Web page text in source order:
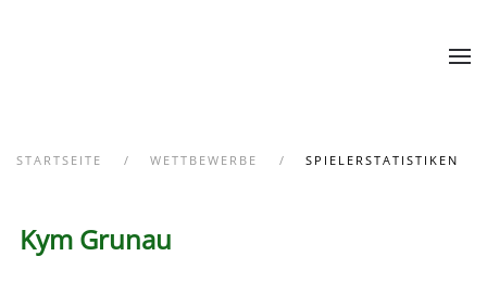
STARTSEITE WETTBEWERBE SPIELERSTATISTIKEN
Kym Grunau